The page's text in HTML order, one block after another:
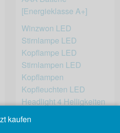
Winzwon LED
Stirnlampe LED
Kopflampe LED
Stirnlampen LED
Kopflampen
Kopfleuchten LED
Headlight 4 Helligkeiten
zu wahlen inklusive 3
AAA Batterie
kaufen